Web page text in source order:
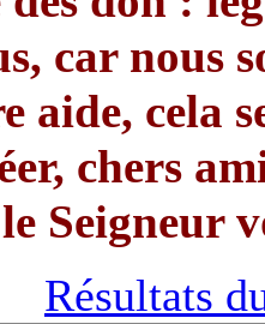
car nous
aide, cela
chers
Seigneur
Résultats